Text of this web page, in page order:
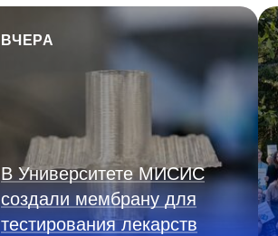
ВЧЕРА
В Университете МИСИС
создали мембрану для
тестирования лекарств